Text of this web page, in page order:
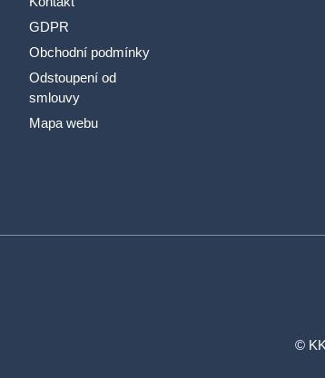
GDPR
Obchodní podmínky
Odstoupení od
smlouvy
Mapa webu
©